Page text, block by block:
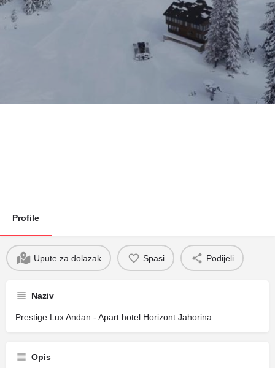
Profile
Upute za dolazak Spasi Podijeli
Naziv
Prestige Lux Andan - Apart hotel Horizont Jahorina
Opis